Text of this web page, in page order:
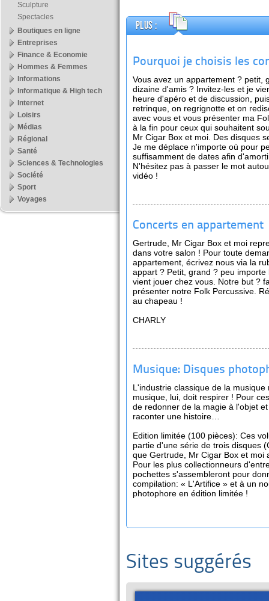
Plus :
Pourquoi je choisis les
Vous avez un appartement ? petit,
dizaine d'amis ? Invitez-les et je
heure d'apéro et de discussion,
retrinque, on regrignotte et on
avec vous et vous présenter ma
à la fin pour ceux qui souhaitent
Mr Cigar Box et moi. Des disques
Je me déplace n'importe où pour
suffisamment de dates afin
N'hésitez pas à passer le mot
vidéo !
Concerts en appartement
Gertrude, Mr Cigar Box et moi
dans votre salon ! Pour toute
appartement, écrivez nous via la
appart ? Petit, grand ? peu
vient jouer chez vous. Notre but ?
présenter notre Folk Percussive.
au chapeau !
CHARLY
Musique: Disques
L'industrie classique de la
musique, lui, doit respirer ! Pour
de redonner de la magie à l'objet
raconter une histoire…
Edition limitée (100 pièces): Ces
partie d'une série de trois disques
que Gertrude, Mr Cigar Box et moi
Pour les plus collectionneurs
pochettes s'assembleront pour
compilation: « L'Artifice » et à un
photophore en édition limitée !
Sites suggérés
Sculpture
Spectacles
Boutiques en ligne
Entreprises
Finance & Economie
Hommes & Femmes
Informations
Informatique & High tech
Internet
Loisirs
Médias
Régional
Santé
Sciences & Technologies
Société
Sport
Voyages